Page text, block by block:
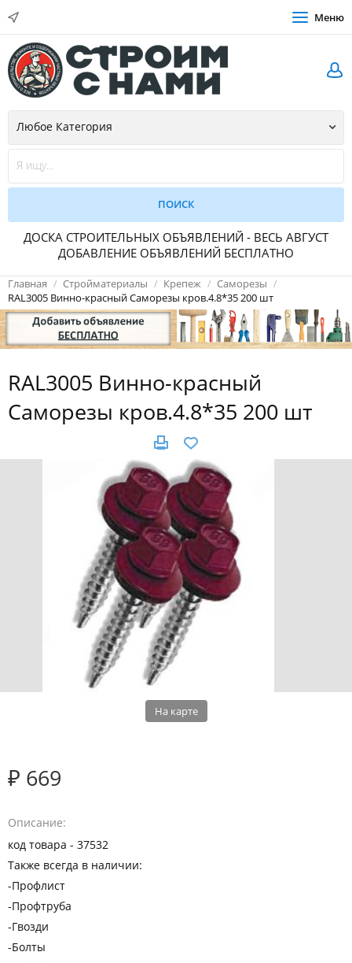
Меню
ДОСКА СТРОИТЕЛЬНЫХ ОБЪЯВЛЕНИЙ - ВЕСЬ АВГУСТ
ДОБАВЛЕНИЕ ОБЪЯВЛЕНИЙ БЕСПЛАТНО
Главная Стройматериалы Крепеж
Саморезы
RAL3005 Винно-красный Саморезы кров.4.8*35 200 шт
RAL3005 Винно-красный
Саморезы кров.4.8*35 200 шт
На карте
₽ 669
Описание
код товара - 37532
Также всегда в наличии:
-Профлист
-Профтруба
-Гвозди
-Болты